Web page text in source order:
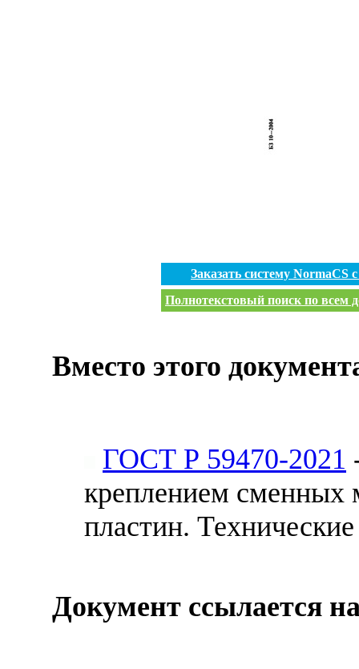
Заказать систему
Полнотекстовый поиск по всем
Вместо этого
ГОСТ Р 59470-2021
креплением сменных
пластин.
Документ ссылается